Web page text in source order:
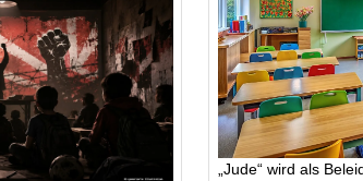
„Jude“ wird als